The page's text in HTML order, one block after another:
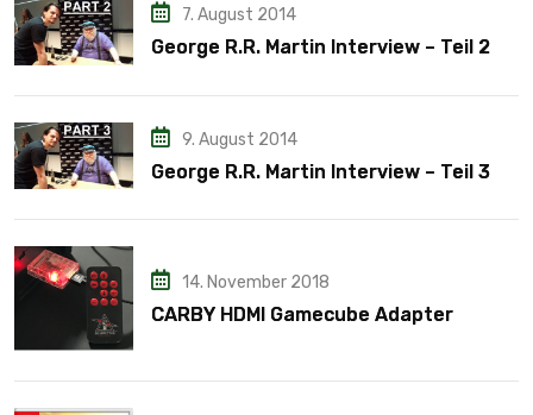
7. August 2014
George R.R. Martin Interview – Teil 2
9. August 2014
George R.R. Martin Interview – Teil 3
14. November 2018
CARBY HDMI Gamecube Adapter